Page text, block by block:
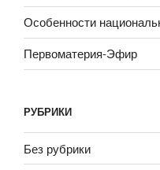
Особенности
Первоматерия-Эфир
РУБРИКИ
Без рубрики